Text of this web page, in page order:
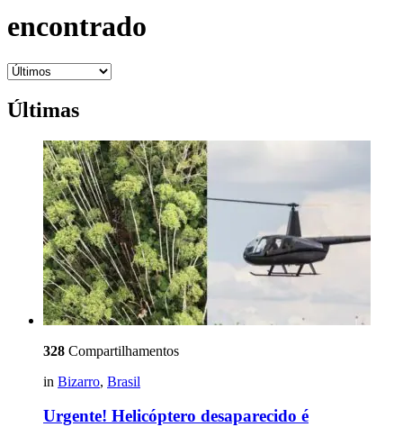
encontrado
Últimas
328 Compartilhamentos
in Bizarro, Brasil
Urgente! Helicóptero desaparecido é